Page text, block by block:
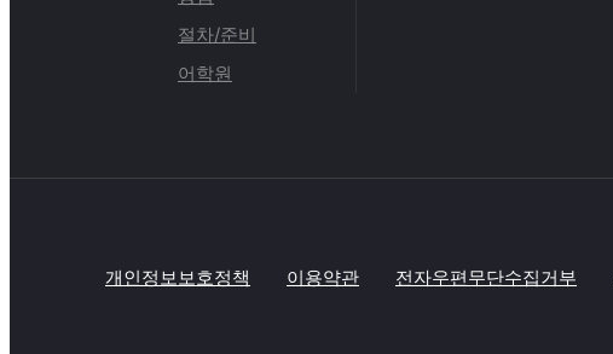
절차/준비
어학원
개인정보보호정책 이용약관 전자우편무단수집거부